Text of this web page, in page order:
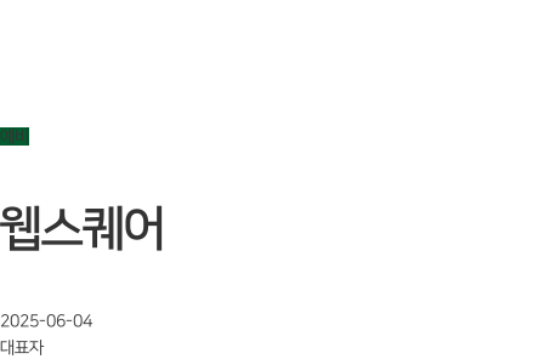
예비
웹스퀘어
2025-06-04
대표자